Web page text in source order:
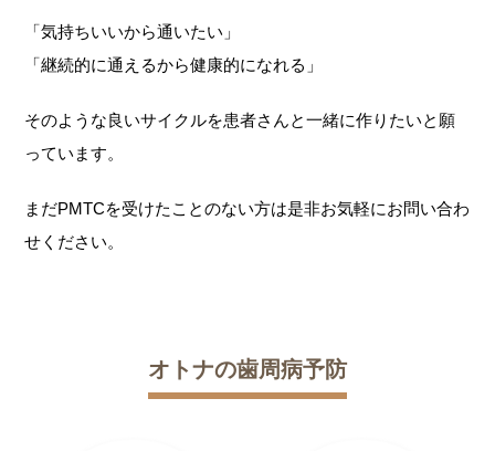
「気持ちいいから通いたい」
「継続的に通えるから健康的になれる」
そのような良いサイクルを患者さんと一緒に作りたいと願
っています。
まだPMTCを受けたことのない方は是非お気軽にお問い合わ
せください。
オトナの歯周病予防